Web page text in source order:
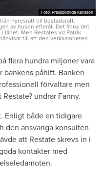
Foto: Pressbild/Ida Karlsson
Foto: Pressbild/Ida Karlsson
hyresrätt till bostadsrätt.
av husen efteråt. Det finns det
länet. Men Restates vd Patrik
till att den verksamheten
flera hundra miljoner vara
bankens påhitt. Banken
förvaltare men
undrar Fanny.
Enligt både en tidigare
den ansvariga konsulten
att Restate skrevs in i
kontakter med